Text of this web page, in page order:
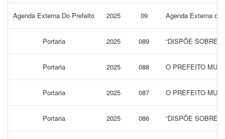
Agenda Externa Do Prefeito 2025 09 Agenda Externa do
Portaria 2025 089 “DISPÕE SOBRE
Portaria 2025 088 O PREFEITO
Portaria 2025 087 O PREFEITO
Portaria 2025 086 “DISPÕE SOBRE